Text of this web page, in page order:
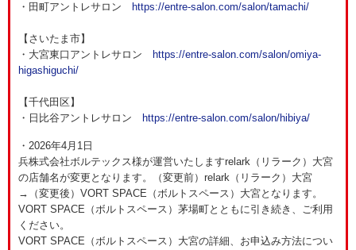
・田町アントレサロン
https://entre-salon.com/salon/tamachi/
【さいたま市】
・大宮東口アントレサロン
https://entre-salon.com/salon/omiya-
higashiguchi/
【千代田区】
・日比谷アントレサロン
https://entre-salon.com/salon/hibiya/
・2026年4月1日
兵株式会社ボルテックス様が運営いたしますrelark（リラーク）大宮
の店舗名が変更となります。（変更前）relark（リラーク）大宮
→（変更後）VORT SPACE（ボルトスペース）大宮となります。
VORT SPACE（ボルトスペース）茅場町とともに引き続き、ご利用
ください。
VORT SPACE（ボルトスペース）大宮の詳細、お申込み方法につい